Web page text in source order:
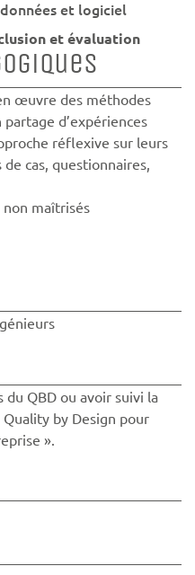
et logiciel
et évaluation
œuvre des méthodes
d’expériences
réflexive sur leurs
cas, questionnaires,
maîtrisés
du QBD ou avoir suivi la
by Design pour
».